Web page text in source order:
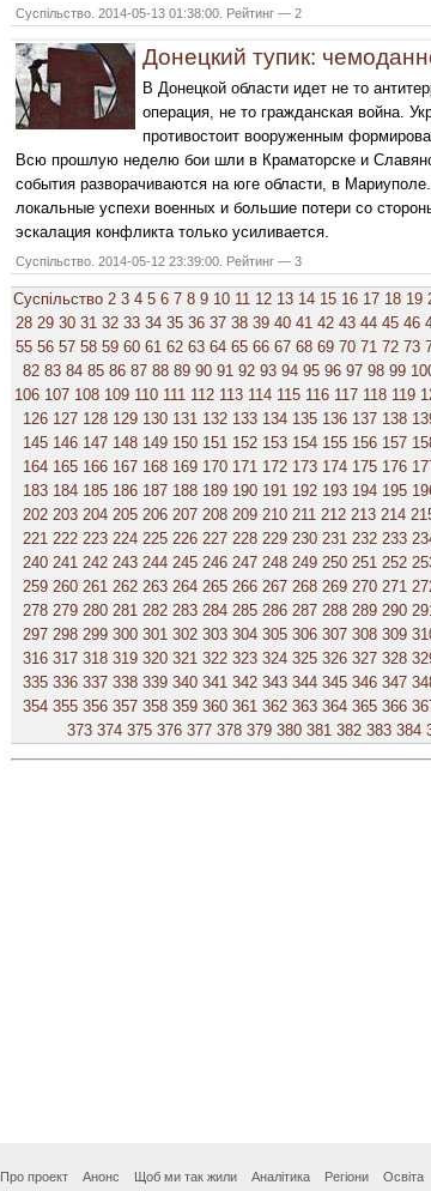
Суспільство. 2014-05-13 01:38:00. Рейтинг — 2
Донецкий тупик:
В Донецкой области идет не то
операция, не то гражданская война.
противостоит вооруженным
Всю прошлую неделю бои шли в Краматорске и
события разворачиваются на юге области, в
локальные успехи военных и большие потери со
эскалация конфликта только усиливается.
Суспільство. 2014-05-12 23:39:00. Рейтинг — 3
Суспільство 2 3 4 5 6 7 8 9 10 11 12 13 14 15 16 17 18 19
28 29 30 31 32 33 34 35 36 37 38 39 40 41 42 43 44 45 46
55 56 57 58 59 60 61 62 63 64 65 66 67 68 69 70 71 72 73
82 83 84 85 86 87 88 89 90 91 92 93 94 95 96 97 98 99
106 107 108 109 110 111 112 113 114 115 116 117 118 119
126 127 128 129 130 131 132 133 134 135 136 137 138
145 146 147 148 149 150 151 152 153 154 155 156 157
164 165 166 167 168 169 170 171 172 173 174 175 176
183 184 185 186 187 188 189 190 191 192 193 194 195
202 203 204 205 206 207 208 209 210 211 212 213 214
221 222 223 224 225 226 227 228 229 230 231 232 233
240 241 242 243 244 245 246 247 248 249 250 251 252
259 260 261 262 263 264 265 266 267 268 269 270 271
278 279 280 281 282 283 284 285 286 287 288 289 290
297 298 299 300 301 302 303 304 305 306 307 308 309
316 317 318 319 320 321 322 323 324 325 326 327 328
335 336 337 338 339 340 341 342 343 344 345 346 347
354 355 356 357 358 359 360 361 362 363 364 365 366
373 374 375 376 377 378 379 380 381 382 383 384
Про проект Анонс Щоб ми так жили Аналітика Регіони Освіта